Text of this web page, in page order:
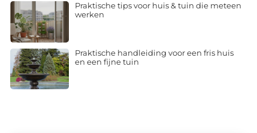
Praktische tips voor huis & tuin die meteen
werken
Praktische handleiding voor een fris huis
en een fijne tuin